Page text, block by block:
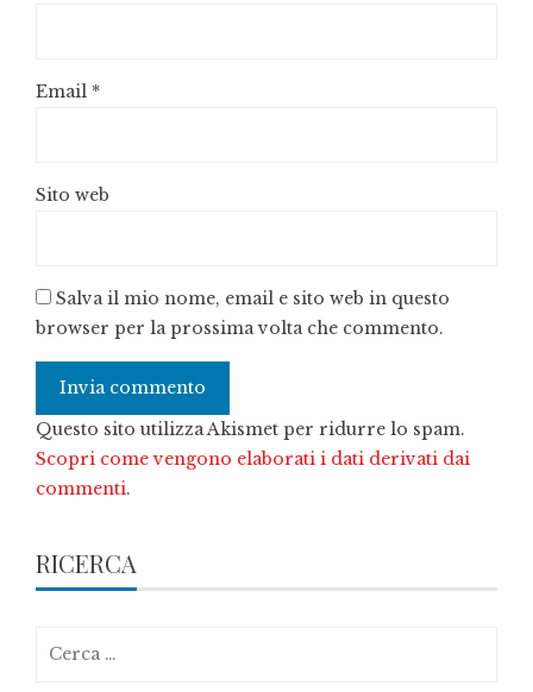
Email *
Sito web
Salva il mio nome, email e sito web in questo
browser per la prossima volta che commento.
Questo sito utilizza Akismet per ridurre lo spam.
Scopri come vengono elaborati i dati derivati dai
commenti.
RICERCA